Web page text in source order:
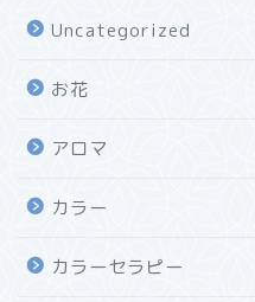
Uncategorized
お花
アロマ
カラー
カラーセラピー